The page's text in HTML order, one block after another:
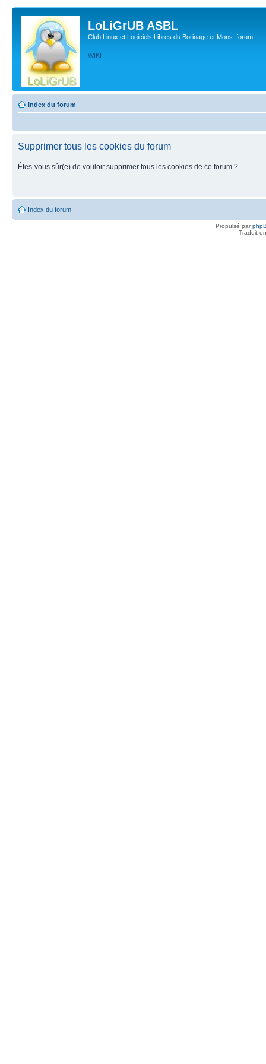
LoLiGrUB ASBL
Club Linux et Logiciels Libres du Borinage et Mons: forum
WIKI
Index du forum
Supprimer tous les cookies du forum
Êtes-vous sûr(e) de vouloir supprimer tous les cookies de ce forum ?
Index du forum
Propulsé par
Traduit